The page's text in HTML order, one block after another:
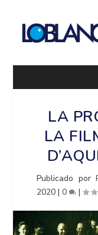
LA
LA
Publicado por
2020 |0 |